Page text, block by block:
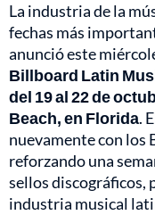
La industria de la
fechas más
anunció este
Billboard Latin
del 19 al 22 de
Beach, en Florida.
nuevamente con
reforzando una
sellos discográficos,
industria musical